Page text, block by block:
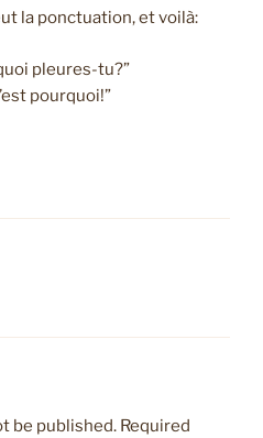
la ponctuation, et voilà:
pleures-tu?”
pourquoi!”
be published. Required